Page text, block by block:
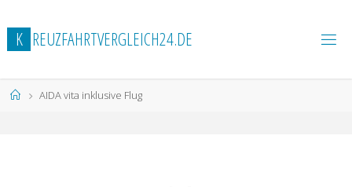
Inhalt
springen
K REUZFAHRTVERGLEICH24.DE
StartAIDA vita inklusive Flug